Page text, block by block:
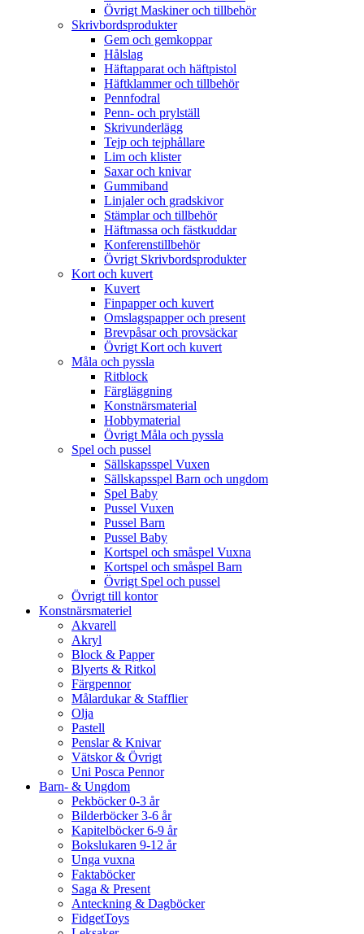
Övrigt Maskiner och tillbehör
Skrivbordsprodukter
Gem och gemkoppar
Hålslag
Häftapparat och häftpistol
Häftklammer och tillbehör
Pennfodral
Penn- och prylställ
Skrivunderlägg
Tejp och tejphållare
Lim och klister
Saxar och knivar
Gummiband
Linjaler och gradskivor
Stämplar och tillbehör
Häftmassa och fästkuddar
Konferenstillbehör
Övrigt Skrivbordsprodukter
Kort och kuvert
Kuvert
Finpapper och kuvert
Omslagspapper och present
Brevpåsar och provsäckar
Övrigt Kort och kuvert
Måla och pyssla
Ritblock
Färgläggning
Konstnärsmaterial
Hobbymaterial
Övrigt Måla och pyssla
Spel och pussel
Sällskapsspel Vuxen
Sällskapsspel Barn och ungdom
Spel Baby
Pussel Vuxen
Pussel Barn
Pussel Baby
Kortspel och småspel Vuxna
Kortspel och småspel Barn
Övrigt Spel och pussel
Övrigt till kontor
Konstnärsmateriel
Akvarell
Akryl
Block & Papper
Blyerts & Ritkol
Färgpennor
Målardukar & Stafflier
Olja
Pastell
Penslar & Knivar
Vätskor & Övrigt
Uni Posca Pennor
Barn- & Ungdom
Pekböcker 0-3 år
Bilderböcker 3-6 år
Kapitelböcker 6-9 år
Bokslukaren 9-12 år
Unga vuxna
Faktaböcker
Saga & Present
Anteckning & Dagböcker
FidgetToys